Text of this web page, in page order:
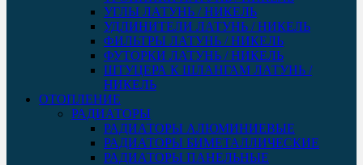
УГЛЫ ЛАТУНЬ / НИКЕЛЬ
УДЛИНИТЕЛИ ЛАТУНЬ / НИКЕЛЬ
ФИЛЬТРЫ ЛАТУНЬ / НИКЕЛЬ
ФУТОРКИ ЛАТУНЬ / НИКЕЛЬ
ШТУЦЕРА К ШЛАНГАМ ЛАТУНЬ /
НИКЕЛЬ
ОТОПЛЕНИЕ
РАДИАТОРЫ
РАДИАТОРЫ АЛЮМИНИЕВЫЕ
РАДИАТОРЫ БИМЕТАЛЛИЧЕСКИЕ
РАДИАТОРЫ ПАНЕЛЬНЫЕ